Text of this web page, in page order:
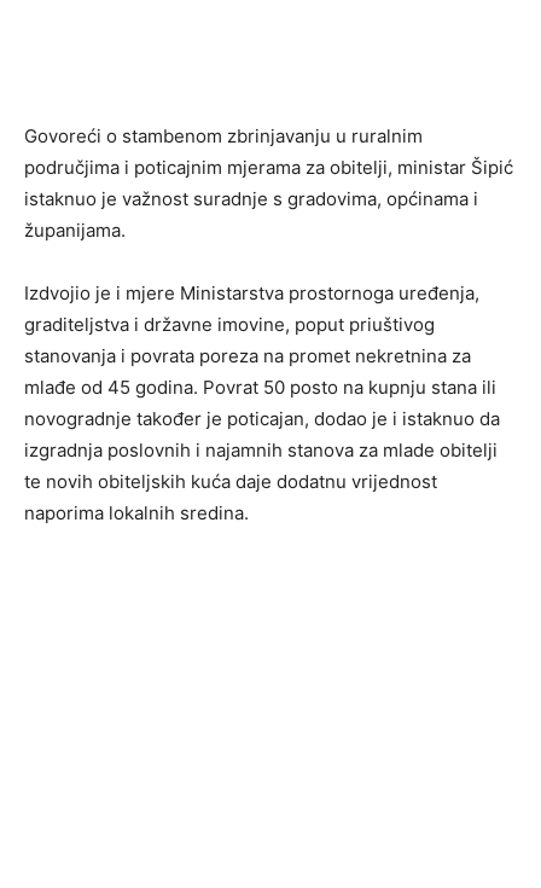
Govoreći o stambenom zbrinjavanju u ruralnim
područjima i poticajnim mjerama za obitelji, ministar Šipić
istaknuo je važnost suradnje s gradovima, općinama i
županijama.
Izdvojio je i mjere Ministarstva prostornoga uređenja,
graditeljstva i državne imovine, poput priuštivog
stanovanja i povrata poreza na promet nekretnina za
mlađe od 45 godina. Povrat 50 posto na kupnju stana ili
novogradnje također je poticajan, dodao je i istaknuo da
izgradnja poslovnih i najamnih stanova za mlade obitelji
te novih obiteljskih kuća daje dodatnu vrijednost
naporima lokalnih sredina.